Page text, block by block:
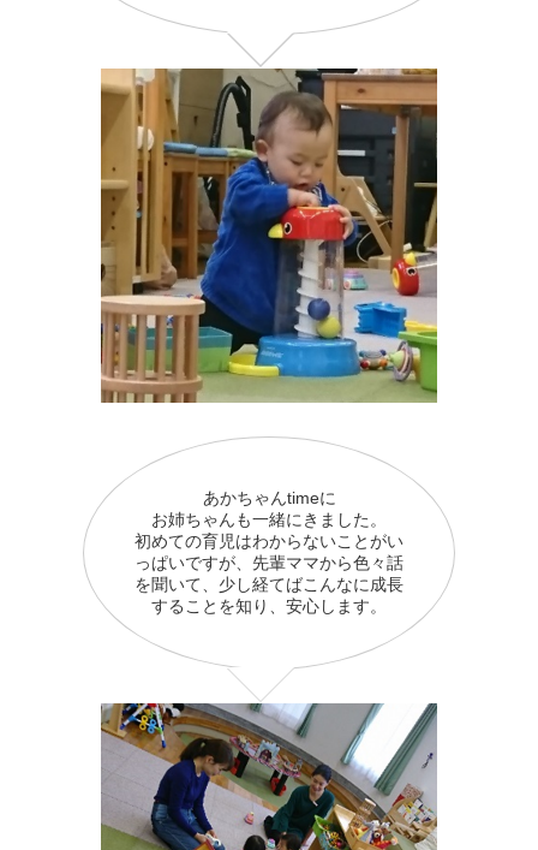
あかちゃんtimeに
お姉ちゃんも一緒にきました。
初めての育児はわからないことがい
っぱいですが、先輩ママから色々話
を聞いて、少し経てばこんなに成長
することを知り、安心します。